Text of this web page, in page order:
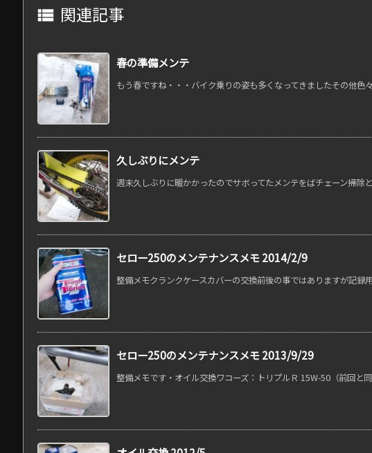
 関連記事
春の準備メンテ
もう春ですね・・・バイク乗りの姿も多くなってきましたその他色
久しぶりにメンテ
週末久しぶりに暖かかったのでサボってたメンテをばチェーン掃除
セロー250のメンテナンスメモ 2014/2/9
整備メモクランクケースカバーの交換前後の事ではありますが記録
セロー250のメンテナンスメモ 2013/9/29
整備メモです・オイル交換ワコーズ：トリプルＲ 15W-50（前回と